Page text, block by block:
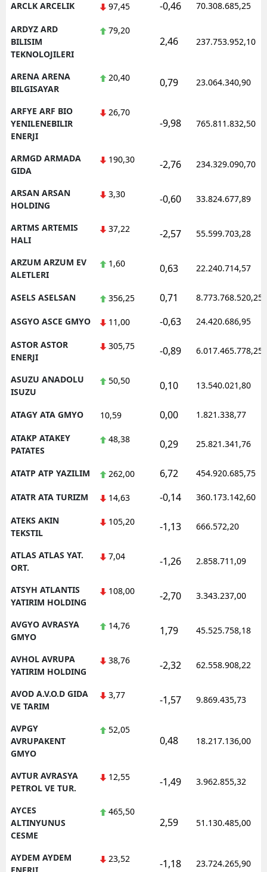
ARCLK ARCELIK 97,45 -0,46 70.308.685,25
ARDYZ ARD
BILISIM
TEKNOLOJILERI
79,20
2,46 237.753.952,10
ARENA ARENA
BILGISAYAR
20,40 0,79 23.064.340,90
ARFYE ARF BIO
YENILENEBILIR
ENERJI
26,70
-9,98 765.811.832,50
ARMGD ARMADA
GIDA
190,30 -2,76 234.329.090,70
ARSAN ARSAN
HOLDING
3,30 -0,60 33.824.677,89
ARTMS ARTEMIS
HALI
37,22 -2,57 55.599.703,28
ARZUM ARZUM EV
ALETLERI
1,60 0,63 22.240.714,57
ASELS ASELSAN 356,25 0,71 8.773.768.520,25
ASGYO ASCE GMYO 11,00 -0,63 24.420.686,95
ASTOR ASTOR
ENERJI
305,75 -0,89 6.017.465.778,25
ASUZU ANADOLU
ISUZU
50,50 0,10 13.540.021,80
ATAGY ATA GMYO 10,59 0,00 1.821.338,77
ATAKP ATAKEY
PATATES
48,38 0,29 25.821.341,76
ATATP ATP YAZILIM 262,00 6,72 454.920.685,75
ATATR ATA TURIZM 14,63 -0,14 360.173.142,60
ATEKS AKIN
TEKSTIL
105,20 -1,13 666.572,20
ATLAS ATLAS YAT.
ORT.
7,04 -1,26 2.858.711,09
ATSYH ATLANTIS
YATIRIM HOLDING
108,00 -2,70 3.343.237,00
AVGYO AVRASYA
GMYO
14,76 1,79 45.525.758,18
AVHOL AVRUPA
YATIRIM HOLDING
38,76 -2,32 62.558.908,22
AVOD A.V.O.D GIDA
VE TARIM
3,77 -1,57 9.869.435,73
AVPGY
AVRUPAKENT
GMYO
52,05
0,48 18.217.136,00
AVTUR AVRASYA
PETROL VE TUR.
12,55 -1,49 3.962.855,32
AYCES
ALTINYUNUS
CESME
465,50
2,59 51.130.485,00
AYDEM AYDEM
23,52 -1,18 23.724.265,90